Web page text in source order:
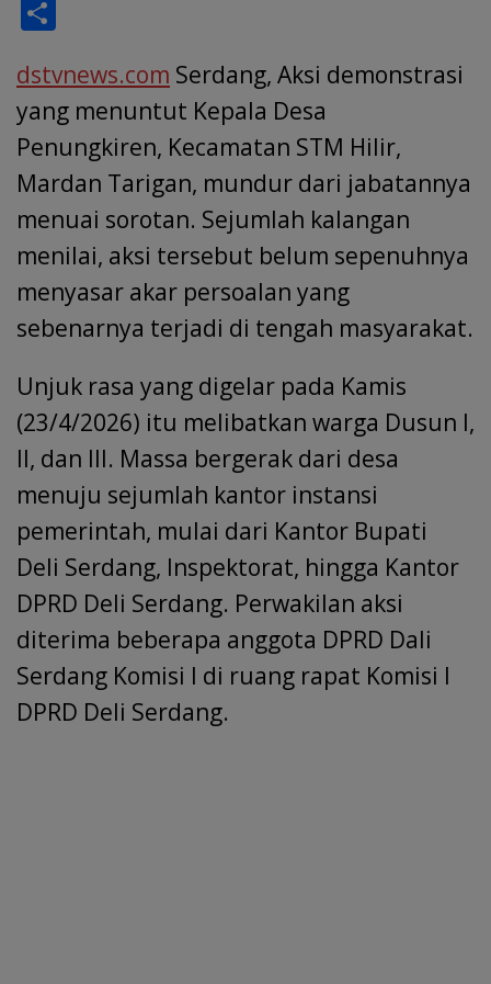
b
o
o
k
s
A
p
p
e
dI
n
l gr
a
m
a
d
s
er
ar
e
dstvnews.com Serdang, Aksi demonstrasi
yang menuntut Kepala Desa
Penungkiren, Kecamatan STM Hilir,
Mardan Tarigan, mundur dari jabatannya
menuai sorotan. Sejumlah kalangan
menilai, aksi tersebut belum sepenuhnya
menyasar akar persoalan yang
sebenarnya terjadi di tengah masyarakat.
Unjuk rasa yang digelar pada Kamis
(23/4/2026) itu melibatkan warga Dusun I,
II, dan III. Massa bergerak dari desa
menuju sejumlah kantor instansi
pemerintah, mulai dari Kantor Bupati
Deli Serdang, Inspektorat, hingga Kantor
DPRD Deli Serdang. Perwakilan aksi
diterima beberapa anggota DPRD Dali
Serdang Komisi I di ruang rapat Komisi I
DPRD Deli Serdang.